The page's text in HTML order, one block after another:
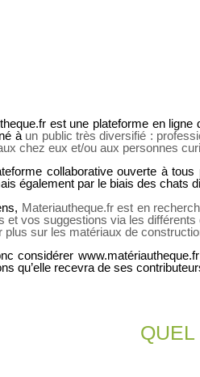
est une plateforme en
àun public très diversifié :
chez eux et/ou aux personnes
collaborative ouverte à
également par le biais des chats
Materiautheque.fr est en
et vos suggestions via les
plus sur les matériaux de
considérer
qu’elle recevra de ses